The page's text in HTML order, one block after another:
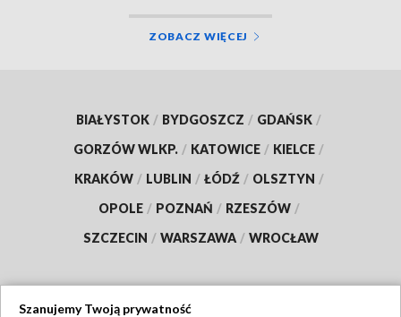
ZOBACZ WIĘCEJ
BIAŁYSTOK / BYDGOSZCZ / GDAŃSK /
GORZÓW WLKP. / KATOWICE / KIELCE /
KRAKÓW / LUBLIN / ŁÓDŹ / OLSZTYN /
OPOLE / POZNAŃ / RZESZÓW /
SZCZECIN / WARSZAWA / WROCŁAW
Szanujemy Twoją prywatność